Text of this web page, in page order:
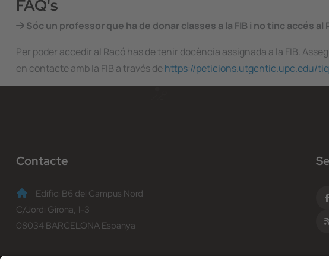
FAQ's
Sóc un professor que ha de donar classes a la FIB i no tinc accés al
Per poder accedir al Racó has de tenir docència assignada a la FIB.
en contacte amb la FIB a través dehttps://peticions.utgcntic.upc.edu/
Contacte
Edifici B6 del Campus Nord
C/Jordi Girona, 1-3
08034 BARCELONA Espanya